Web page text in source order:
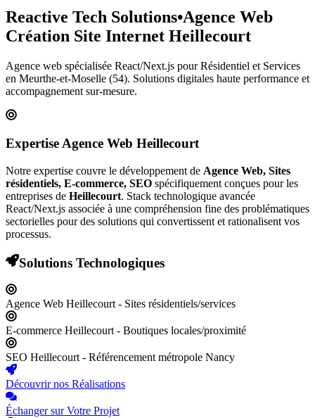
Reactive Tech Solutions•Agence Web
Création Site Internet Heillecourt
Agence web spécialisée React/Next.js pourRésidentiel et Services
en Meurthe-et-Moselle (54). Solutions digitales haute performance et
accompagnement sur-mesure.
Expertise Agence Web Heillecourt
Notre expertise couvre le développement de Agence Web, Sites
résidentiels, E-commerce, SEO spécifiquement conçues pour les
entreprises de Heillecourt. Stack technologique avancée
React/Next.js associée à une compréhension fine des problématiques
sectorielles pour des solutions qui convertissent et rationalisent vos
processus.
Solutions Technologiques
Agence Web Heillecourt - Sites résidentiels/services
E-commerce Heillecourt - Boutiques locales/proximité
SEO Heillecourt - Référencement métropole Nancy
Découvrir nos Réalisations
Échanger sur Votre Projet